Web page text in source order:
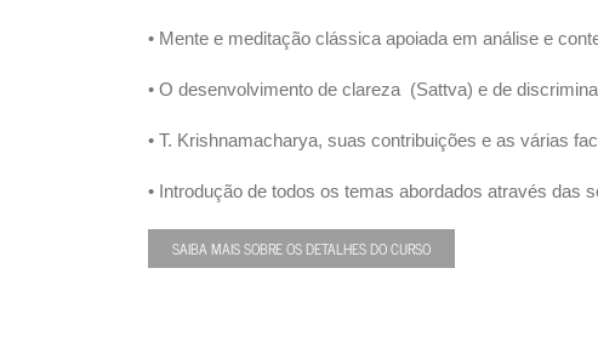
• Mente e meditação clássica apoiada em análise e
• O desenvolvimento de clareza (Sattva) e de
• T. Krishnamacharya, suas contribuições e as várias
• Introdução de todos os temas abordados através das
SAIBA MAIS SOBRE OS DETALHES DO CURSO